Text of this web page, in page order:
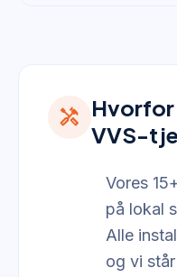
handyman
VVS-
Vores
på lokal
Alle
og vi